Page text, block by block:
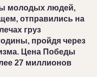
молодых людей,
отправились на
груз
пройдя через
Цена Победы
27 миллионов